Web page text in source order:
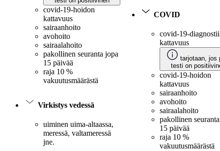
covid-19-hoidon
kattavuus
sairaanhoito
avohoito
sairaalahoito
pakollinen seuranta jopa
15 päivää
raja 10 %
vakuutusmäärästä
Virkistys vedessä
uiminen uima-altaassa,
meressä, valtameressä
jne.
COVID
covid-19-
kattavuus
tarjotaan, jos
testi on
covid-19-hoidon
kattavuus
sairaanhoito
avohoito
sairaalahoito
pakollinen
15 päivää
raja 10 %
vakuutusmäärästä